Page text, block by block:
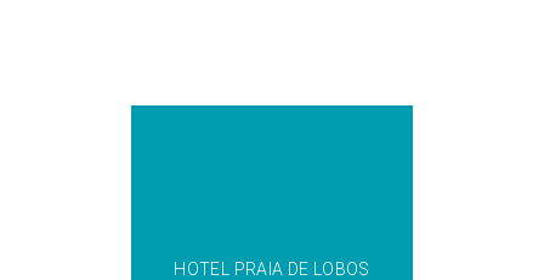
HOTEL PRAIA DE LOBOS